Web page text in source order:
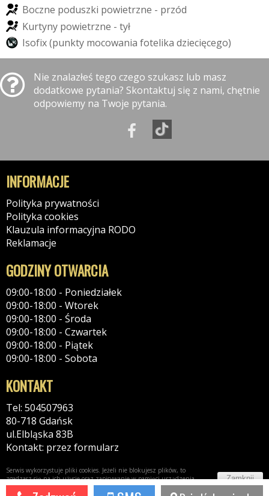
Boczne poduszki powietrzne - przód
Kurtyny powietrzne - tył
Isofix(punkty mocowania fotelika dziecięcego)
Nie znalazłeś tego czego szukasz lub masz
dodatkowe pytania? Skontaktuj się z nami, chętnie
odpowiemy na Twoje pytania.
INFORMACJE
Polityka prywatności
Polityka cookies
Klauzula informacyjna RODO
Reklamacje
GODZINY OTWARCIA
09:00-18:00 - Poniedziałek
09:00-18:00 - Wtorek
09:00-18:00 - Środa
09:00-18:00 - Czwartek
09:00-18:00 - Piątek
09:00-18:00 - Sobota
KONTAKT
Tel: 504507963
80-718 Gdańsk
ul.Elbląska 83B
Kontakt: przez formularz
Serwis wykorzystuje pliki cookies. Jeżeli nie blokujesz plików, to
zgadzasz się na ich użycie oraz zapisywanie w pamięci urządzenia.
Więcej informacji wpolityce prywatności
Zamknij